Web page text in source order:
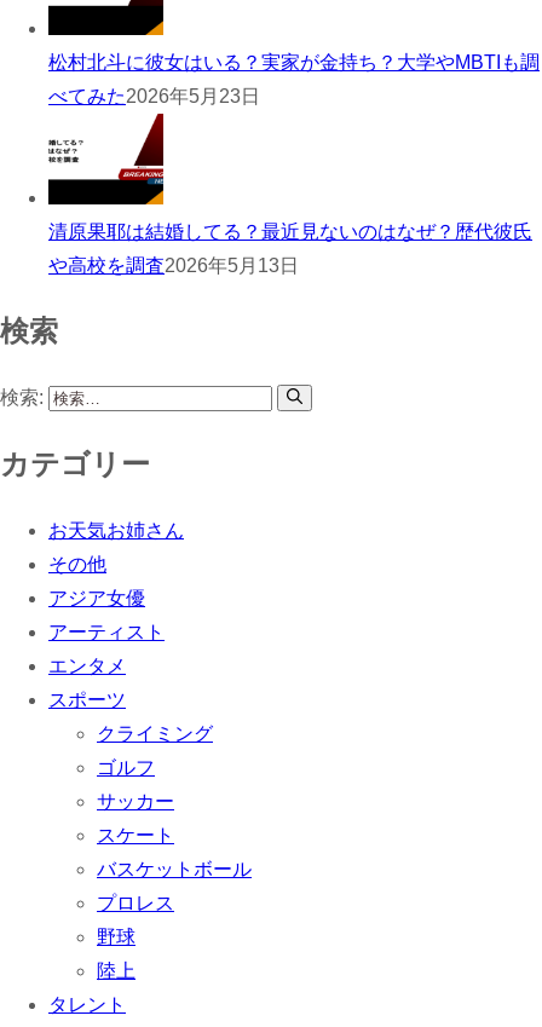
松村北斗に彼女はいる？実家が金持ち？大学やMBTIも調
べてみた2026年5月23日
清原果耶は結婚してる？最近見ないのはなぜ？歴代彼氏
や高校を調査2026年5月13日
検索
検索:
カテゴリー
お天気お姉さん
その他
アジア女優
アーティスト
エンタメ
スポーツ
クライミング
ゴルフ
サッカー
スケート
バスケットボール
プロレス
野球
陸上
タレント